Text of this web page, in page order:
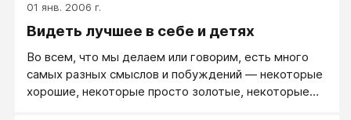
человека с высокой самооценкой, активной
жизненной позицией, мотивированного на успех,
любые жизненные проблемы.
01 янв. 2006 г.
Видеть лучшее в себе и детях
Во всем, что мы делаем или говорим, есть много
самых разных смыслов и побуждений — некоторые
хорошие, некоторые просто золотые, некоторые